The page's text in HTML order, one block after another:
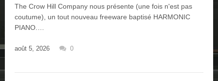
The Crow Hill Company nous présente (une fois n'est pas
coutume), un tout nouveau freeware baptisé HARMONIC
PIANO.…
août 5, 2026 0